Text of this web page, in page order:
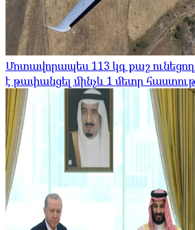
Մոտավորապես 113 կգ քաշ
է թափանցել մինչև 1 մետր